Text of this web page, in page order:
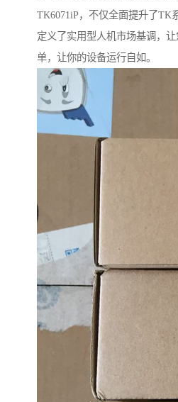
TK6071iP，不仅全面提升了TK
定义了实用型人机市场基调，
单，让你的设备运行自如。